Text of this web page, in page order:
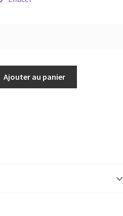
Ajouter au panier